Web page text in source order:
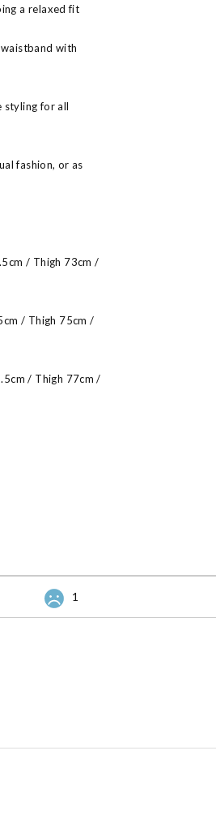
a relaxed fit
with
styling for all
fashion, or as
/ Thigh 73cm /
/ Thigh 75cm /
/ Thigh 77cm /
1